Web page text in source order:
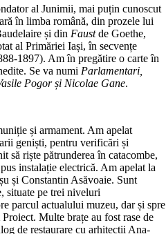
al Junimii, mai puțin cunoscut
în limba română, din prozele lui
și dinFaustde Goethe,
al Primăriei Iași, în secvențe
1897). Am în pregătire o carte în
Se va numiParlamentari,
Pogor și Nicolae Gane.
și armament. Am apelat
geniști, pentru verificări și
să riște pătrunderea în catacombe,
instalație electrică. Am apelat la
și Constantin Asăvoaie. Sunt
situate pe trei niveluri
parcul actualului muzeu, dar și spre
Multe brațe au fost rase de
de restaurare cu arhitecții Ana-